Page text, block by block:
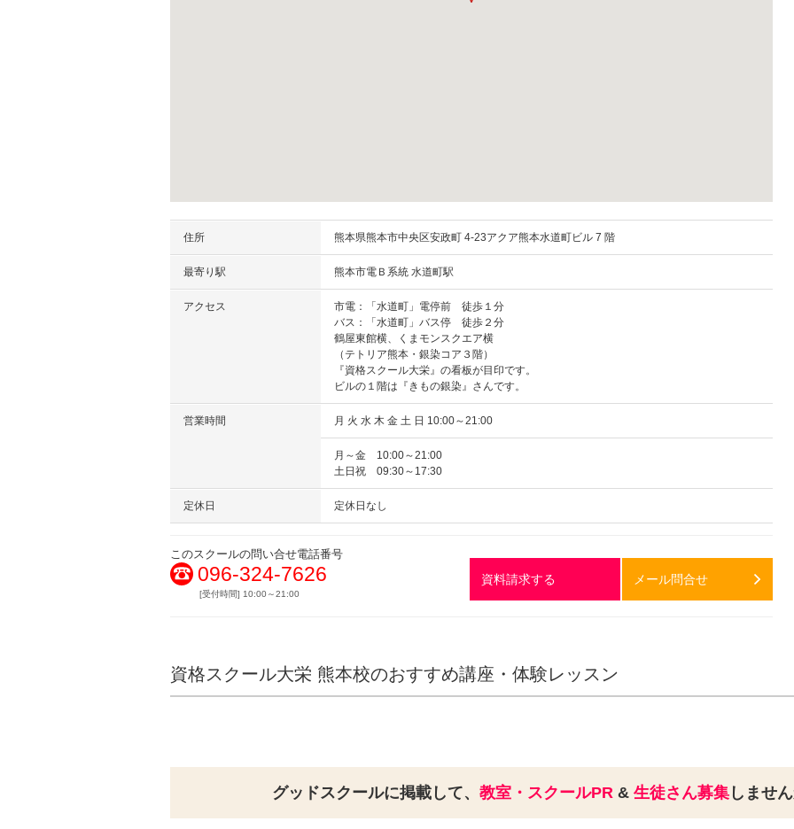
住所 熊本県熊本市中央区安政町 4-23アクア熊本水道町ビル 7 階
最寄り駅 熊本市電Ｂ系統 水道町駅
アクセス
市電：「水道町」電停前 徒歩１分
バス：「水道町」バス停 徒歩２分
鶴屋東館横、くまモンスクエア横
（テトリア熊本・銀染コア３階）
『資格スクール大栄』の看板が目印です。
ビルの１階は『きもの銀染』さんです。
営業時間 月 火 水 木 金 土 日 10:00～21:00
月～金 10:00～21:00
土日祝 09:30～17:30
定休日 定休日なし
このスクールの問い合せ電話番号
096-324-7626
[受付時間] 10:00～21:00
資料請求する メール問合せ
資格スクール大栄 熊本校のおすすめ講座・体験レッスン
グッドスクールに掲載して、 教室・スクールPR& 生徒さん募集しませ